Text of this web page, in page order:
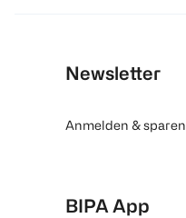
Newsletter
Anmelden & sparen
BIPA App